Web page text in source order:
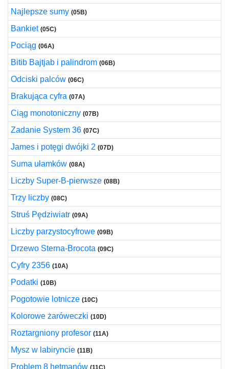
Najlepsze sumy (05B)
Bankiet (05C)
Pociąg (06A)
Bitib Bajtjab i palindrom (06B)
Odciski palców (06C)
Brakująca cyfra (07A)
Ciąg monotoniczny (07B)
Zadanie System 36 (07C)
James i potęgi dwójki 2 (07D)
Suma ułamków (08A)
Liczby Super-B-pierwsze (08B)
Trzy liczby (08C)
Struś Pędziwiatr (09A)
Liczby parzystocyfrowe (09B)
Drzewo Sterna-Brocota (09C)
Cyfry 2356 (10A)
Podatki (10B)
Pogotowie lotnicze (10C)
Kolorowe żaróweczki (10D)
Roztargniony profesor (11A)
Mysz w labiryncie (11B)
Problem 8 hetmanów (11C)